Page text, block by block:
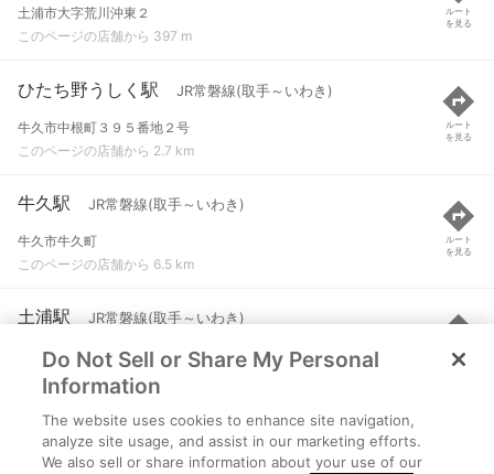
土浦市大字荒川沖東２
このページの店舗から 397 m
ルート
を見る
ひたち野うしく駅 JR常磐線(取手～いわき)
牛久市中根町３９５番地２号
このページの店舗から 2.7 km
ルート
を見る
牛久駅 JR常磐線(取手～いわき)
牛久市牛久町
このページの店舗から 6.5 km
ルート
を見る
土浦駅 JR常磐線(取手～いわき)
土浦市有明町
このページの店舗から 6.6 km
ルート
を見る
つくば駅 つくばエクスプレス
つくば市吾妻２-４-１
Do Not Sell or Share My Personal
Information
The website uses cookies to enhance site navigation,
analyze site usage, and assist in our marketing efforts.
We also sell or share information about your use of our